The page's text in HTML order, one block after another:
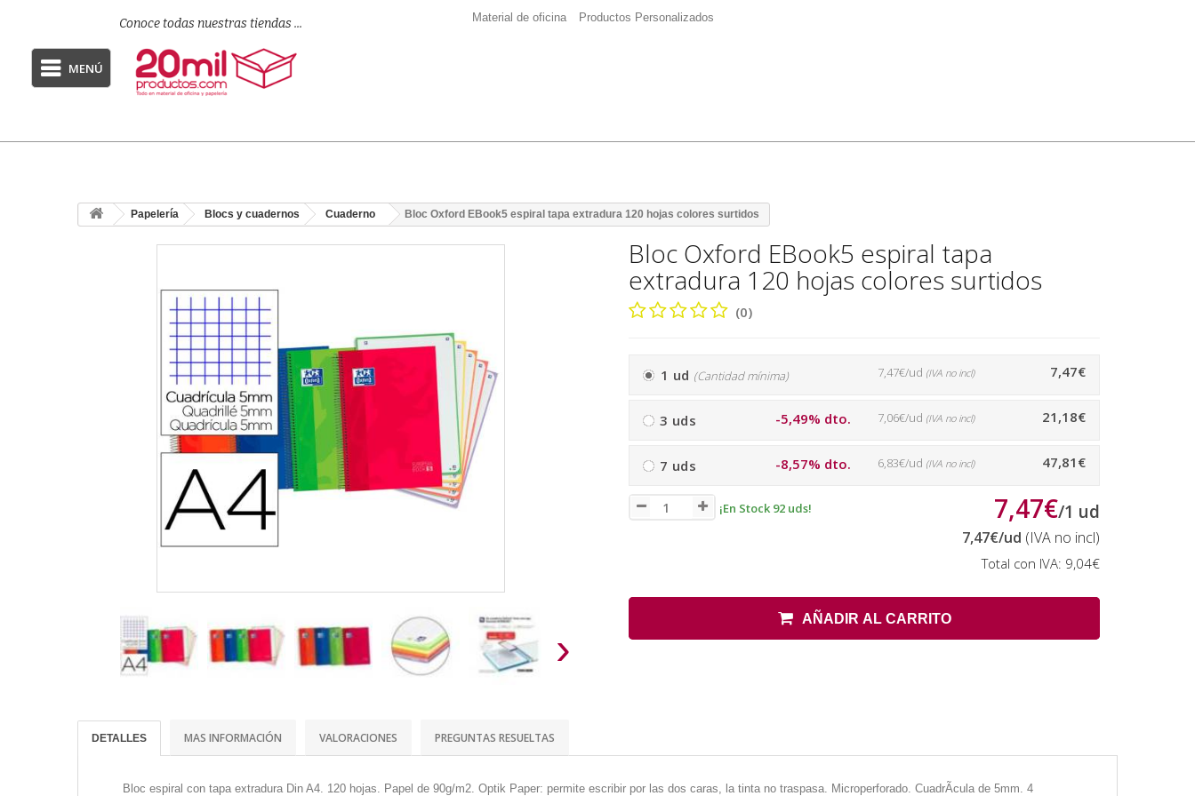
Conoce todas nuestras tiendas ... Material de oficina Productos Personalizados
MENÚ
Papelería Blocs y cuadernos Cuaderno Bloc Oxford EBook5 espiral tapa extradura 120 hojas colores surtidos
›
Bloc Oxford EBook5 espiral tapa
extradura 120 hojas colores surtidos
(0)
1 ud (Cantidad mínima) 7,47€
7,47€/ud (IVA no incl)
3 uds -5,49% dto. 21,18€
7,06€/ud (IVA no incl)
7 uds -8,57% dto. 47,81€
6,83€/ud (IVA no incl)
¡En Stock 92 uds! 7,47€/1 ud
7,47€/ud (IVA no incl)
Total con IVA: 9,04€
AÑADIR AL CARRITO
DETALLES MAS INFORMACIÓN VALORACIONES PREGUNTAS RESUELTAS
Bloc espiral con tapa extradura Din A4. 120 hojas. Papel de 90g/m2. Optik Paper: permite escribir por las dos caras, la tinta no traspasa. Microperforado. CuadrÃ­cula de 5mm. 4